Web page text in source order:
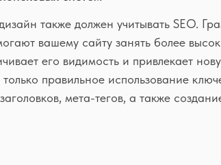
также должен учитывать SEO.
вашему сайту занять более
его видимость и привлекает
правильное использование
мета-тегов, а также